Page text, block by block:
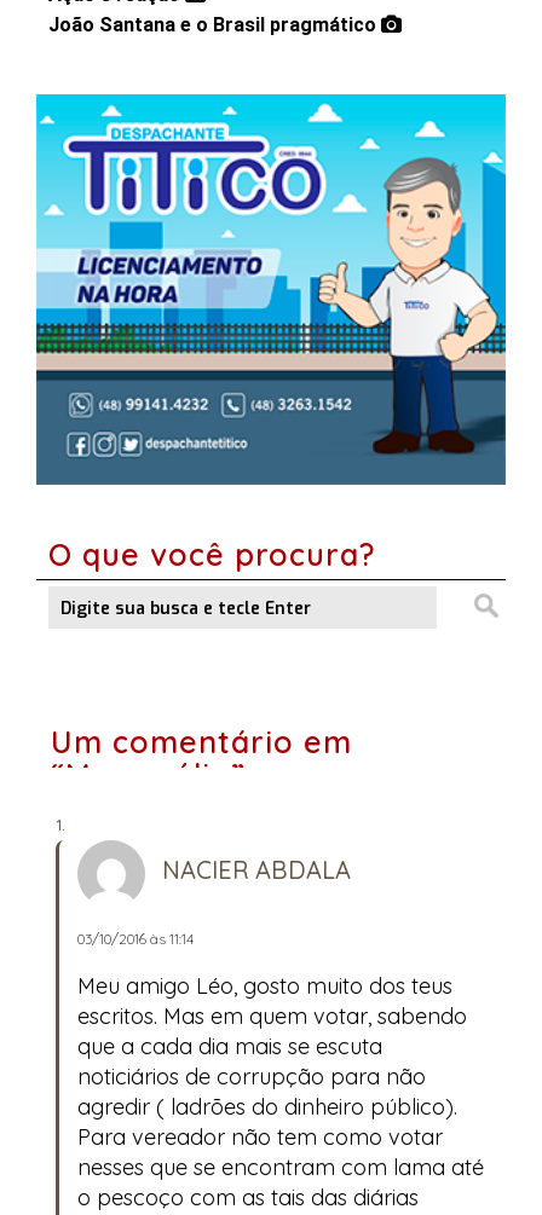
João Santana e o Brasil pragmático
O que você procura?
Um comentário em
“Monopólio”
NACIER ABDALA
03/10/2016 às 11:14
Meu amigo Léo, gosto muito dos teus
escritos. Mas em quem votar, sabendo
que a cada dia mais se escuta
noticiários de corrupção para não
agredir ( ladrões do dinheiro público).
Para vereador não tem como votar
nesses que se encontram com lama até
o pescoço com as tais das diárias